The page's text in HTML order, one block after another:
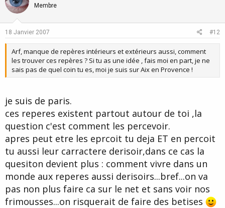
e
Membre
18 Janvier 2007 #12
Arf, manque de repères intérieurs et extérieurs aussi, comment
les trouver ces repères ? Si tu as une idée , fais moi en part, je ne
sais pas de quel coin tu es, moi je suis sur Aix en Provence !
je suis de paris.
ces reperes existent partout autour de toi ,la
question c'est comment les percevoir.
apres peut etre les eprcoit tu deja ET en percoit
tu aussi leur carractere derisoir,dans ce cas la
quesiton devient plus : comment vivre dans un
monde aux reperes aussi derisoirs...bref...on va
pas non plus faire ca sur le net et sans voir nos
frimousses...on risquerait de faire des betises